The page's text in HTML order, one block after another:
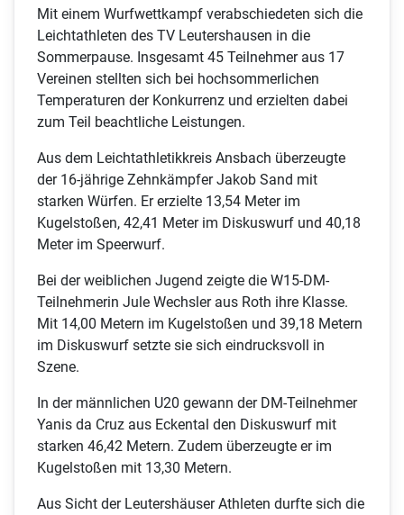
Mit einem Wurfwettkampf verabschiedeten sich die
Leichtathleten des TV Leutershausen in die
Sommerpause. Insgesamt 45 Teilnehmer aus 17
Vereinen stellten sich bei hochsommerlichen
Temperaturen der Konkurrenz und erzielten dabei
zum Teil beachtliche Leistungen.
Aus dem Leichtathletikkreis Ansbach überzeugte
der 16-jährige Zehnkämpfer Jakob Sand mit
starken Würfen. Er erzielte 13,54 Meter im
Kugelstoßen, 42,41 Meter im Diskuswurf und 40,18
Meter im Speerwurf.
Bei der weiblichen Jugend zeigte die W15-DM-
Teilnehmerin Jule Wechsler aus Roth ihre Klasse.
Mit 14,00 Metern im Kugelstoßen und 39,18 Metern
im Diskuswurf setzte sie sich eindrucksvoll in
Szene.
In der männlichen U20 gewann der DM-Teilnehmer
Yanis da Cruz aus Eckental den Diskuswurf mit
starken 46,42 Metern. Zudem überzeugte er im
Kugelstoßen mit 13,30 Metern.
Aus Sicht der Leutershäuser Athleten durfte sich die